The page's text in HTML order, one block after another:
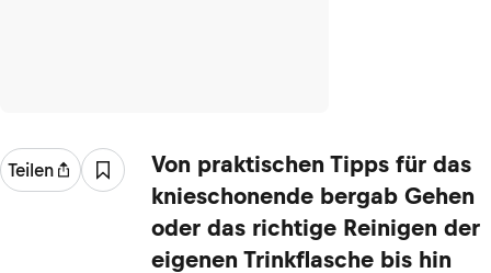
Teilen
Von praktischen Tipps für das
knieschonende bergab Gehen
oder das richtige Reinigen der
eigenen Trinkflasche bis hin